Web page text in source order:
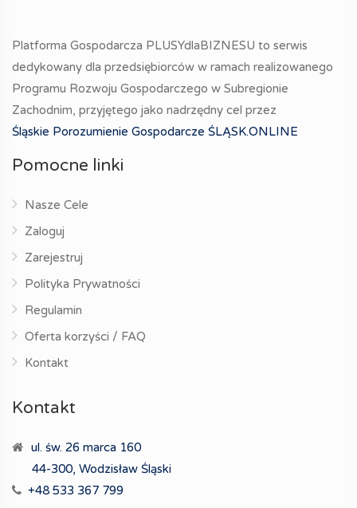
Platforma Gospodarcza PLUSYdlaBIZNESU to serwis
dedykowany dla przedsiębiorców w ramach realizowanego
Programu Rozwoju Gospodarczego w Subregionie
Zachodnim, przyjętego jako nadrzędny cel przez
Śląskie Porozumienie Gospodarcze ŚLĄSK.ONLINE
Pomocne linki
Nasze Cele
Zaloguj
Zarejestruj
Polityka Prywatności
Regulamin
Oferta korzyści / FAQ
Kontakt
Kontakt
ul. św. 26 marca 160
44-300, Wodzisław Śląski
+48 533 367 799